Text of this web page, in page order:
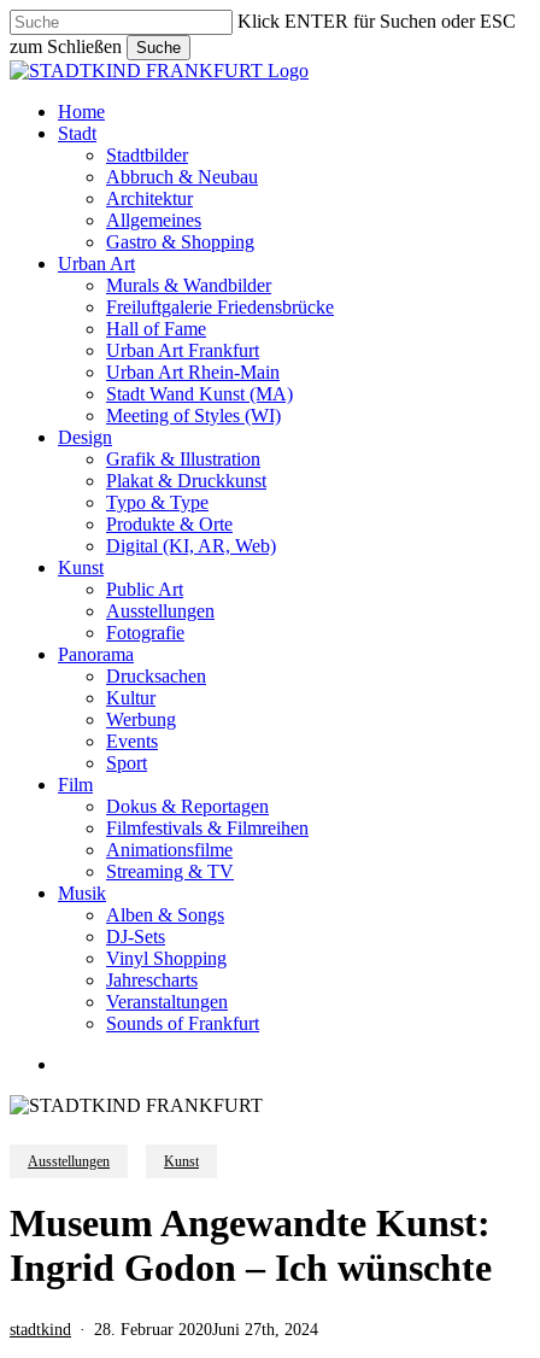
Skip
to
main
content
Klick ENTER für Suchen oder ESC
zum Schließen
Suche
Close
search
Menu
Home
Stadt
Stadtbilder
Abbruch & Neubau
Architektur
Allgemeines
Gastro & Shopping
Urban Art
Murals & Wandbilder
Freiluftgalerie Friedensbrücke
Hall of Fame
Urban Art Frankfurt
Urban Art Rhein-Main
Stadt Wand Kunst (MA)
Meeting of Styles (WI)
Design
Grafik & Illustration
Plakat & Druckkunst
Typo & Type
Produkte & Orte
Digital (KI, AR, Web)
Kunst
Public Art
Ausstellungen
Fotografie
Panorama
Drucksachen
Kultur
Werbung
Events
Sport
Film
Dokus & Reportagen
Filmfestivals & Filmreihen
Animationsfilme
Streaming & TV
Musik
Alben & Songs
DJ-Sets
Vinyl Shopping
Jahrescharts
Veranstaltungen
Sounds of Frankfurt
Ausstellungen Kunst
Museum Angewandte Kunst:
Ingrid Godon – Ich wünschte
stadtkind 28. Februar 2020Juni 27th, 2024